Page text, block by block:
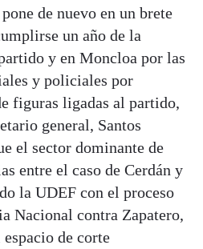
pone de nuevo en un brete
un año de la
y en Moncloa por las
y policiales por
figuras ligadas al partido,
general, Santos
el sector dominante de
entre el caso de Cerdán y
la UDEF con el proceso
Nacional contra Zapatero,
de corte